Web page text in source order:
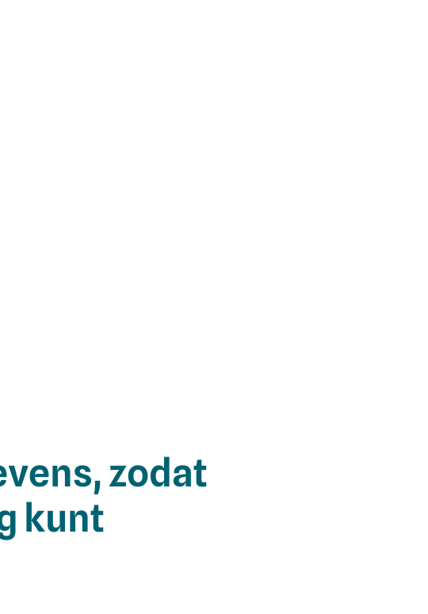
zodat
kunt